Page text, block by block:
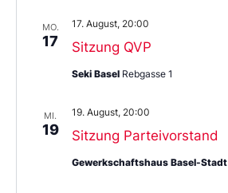
MO.
17 Sitzung QVP
17. August, 20:00
Seki Basel Rebgasse 1
MI.
19 Sitzung Parteivorstand
19. August, 20:00
Gewerkschaftshaus Basel-Stadt